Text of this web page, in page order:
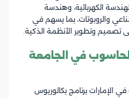
الكهربائية، وهندسة
والروبوتات، بما يسهم في
تصميم وتطوير الأنظمة الذكية.
في الجامعة
الإمارات برنامج بكالوريوس